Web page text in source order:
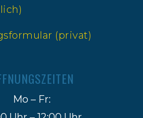
(privat)
Mo – Fr: